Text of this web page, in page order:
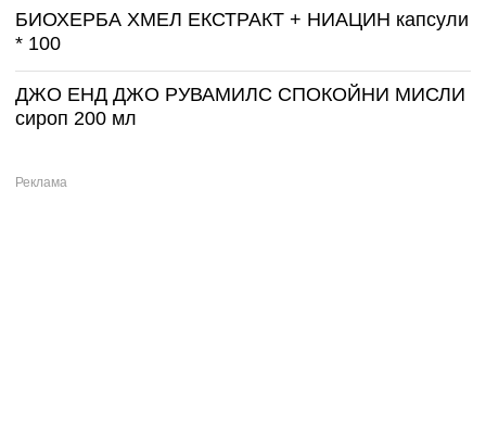
БИОХЕРБА ХМЕЛ ЕКСТРАКТ + НИАЦИН капсули
* 100
ДЖО ЕНД ДЖО РУВАМИЛС СПОКОЙНИ МИСЛИ
сироп 200 мл